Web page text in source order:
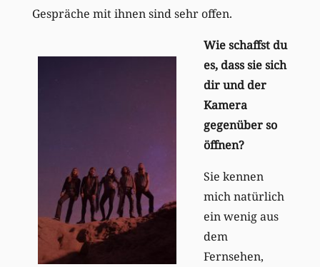
Gespräche mit ihnen sind sehr offen.
Wie schaffst du
es, dass sie sich
dir und der
Kamera
gegenüber so
öffnen?
Sie kennen
mich natürlich
ein wenig aus
dem
Fernsehen,